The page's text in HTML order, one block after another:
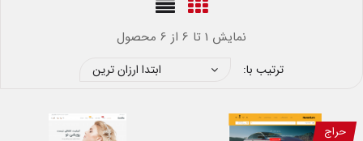
نمایش 1 تا 6 از 6 محصول
ترتیب با: ابتدا ارزان ترین
حراج